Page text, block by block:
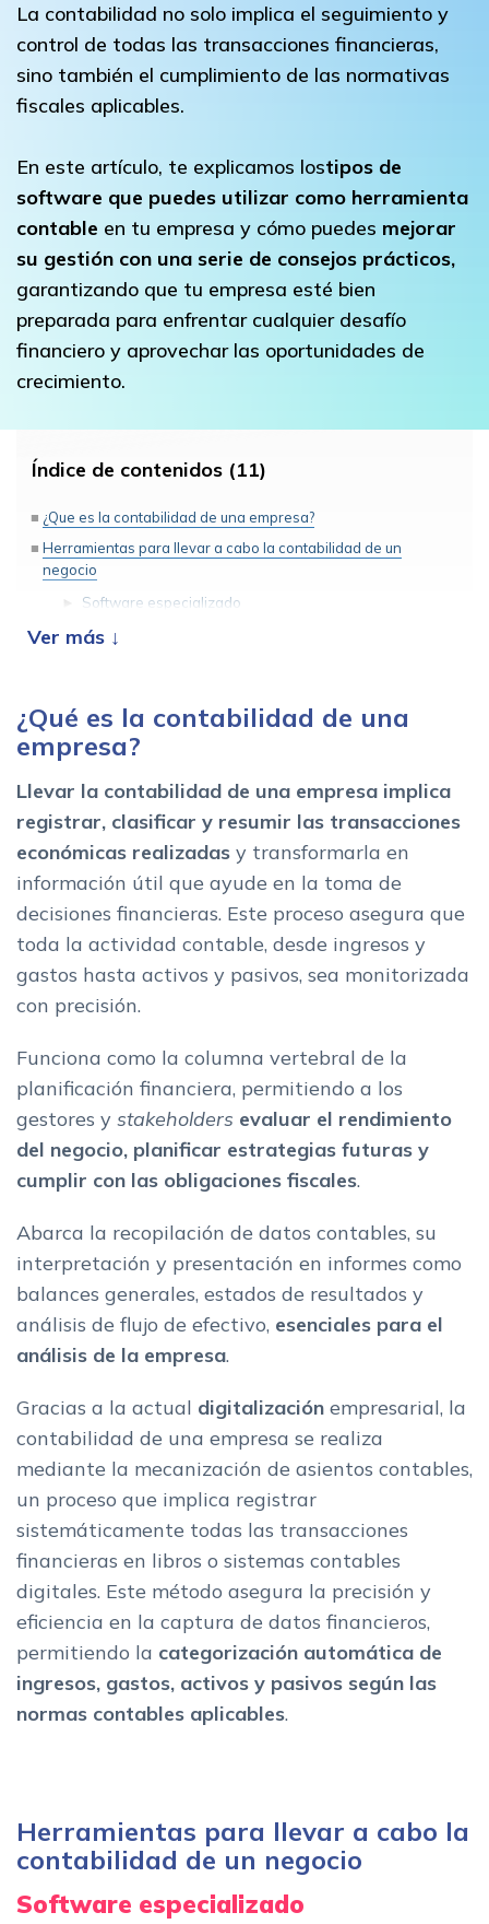
La contabilidad no solo implica el seguimiento y
control de todas las transacciones financieras,
sino también el cumplimiento de las normativas
fiscales aplicables.
En este artículo, te explicamos lostipos de
software que puedes utilizar como herramienta
contable en tu empresa y cómo puedes mejorar
su gestión con una serie de consejos prácticos,
garantizando que tu empresa esté bien
preparada para enfrentar cualquier desafío
financiero y aprovechar las oportunidades de
crecimiento.
Índice de contenidos (11)
¿Que es la contabilidad de una empresa?
Herramientas para llevar a cabo la contabilidad de un
negocio
Software especializado
Soluciones de gestion interna
¿Qué es la contabilidad de una
empresa?
Llevar la contabilidad de una empresa implica
registrar, clasificar y resumir las transacciones
económicas realizadas y transformarla en
información útil que ayude en la toma de
decisiones financieras. Este proceso asegura que
toda la actividad contable, desde ingresos y
gastos hasta activos y pasivos, sea monitorizada
con precisión.
Funciona como la columna vertebral de la
planificación financiera, permitiendo a los
gestores y stakeholders evaluar el rendimiento
del negocio, planificar estrategias futuras y
cumplir con las obligaciones fiscales.
Abarca la recopilación de datos contables, su
interpretación y presentación en informes como
balances generales, estados de resultados y
análisis de flujo de efectivo, esenciales para el
análisis de la empresa.
Gracias a la actual digitalización empresarial, la
contabilidad de una empresa se realiza
mediante la mecanización de asientos contables,
un proceso que implica registrar
sistemáticamente todas las transacciones
financieras en libros o sistemas contables
digitales. Este método asegura la precisión y
eficiencia en la captura de datos financieros,
permitiendo la categorización automática de
ingresos, gastos, activos y pasivos según las
normas contables aplicables.
Herramientas para llevar a cabo la
contabilidad de un negocio
Software especializado